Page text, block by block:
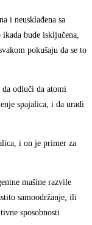
i neusklađena sa
bude isključena,
pokušaju da se to
odluči da atomi
spajalica, i da uradi
i on je primer za
mašine razvile
samoodržanje, ili
sposobnosti